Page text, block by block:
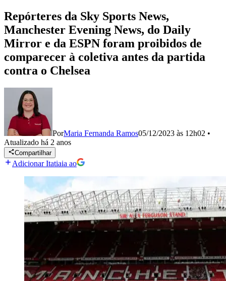
Repórteres da Sky Sports News,
Manchester Evening News, do Daily
Mirror e da ESPN foram proibidos de
comparecer à coletiva antes da partida
contra o Chelsea
PorMaria Fernanda Ramos05/12/2023 às 12h02 •
Atualizado há 2 anos
Compartilhar
Adicionar Itatiaia ao